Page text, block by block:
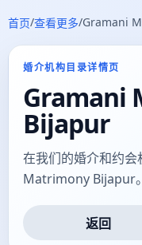
首页/查看更多/Gramani
婚介机构目录详情页
Gramani
Bijapur
在我们的婚介和约
Matrimony Bijapur
返回